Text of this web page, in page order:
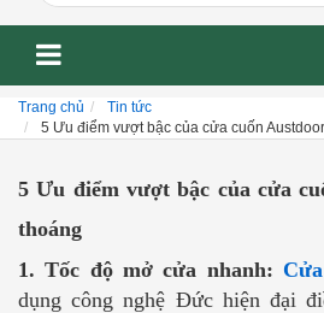
Trang chủ
Tin tức
5 Ưu điểm vượt bậc của cửa cuốn
5 Ưu điểm vượt bậc của cửa
thoáng
1. Tốc độ mở cửa nhanh:
dụng công nghệ Đức hiện đại